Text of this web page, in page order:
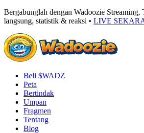
Bergabunglah dengan Wadoozie Streaming,
langsung, statistik & reaksi • LIVE
Beli $WADZ
Peta
Bertindak
Umpan
Fragmen
Tentang
Blog